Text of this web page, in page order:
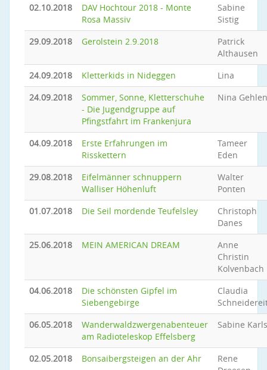
02.10.2018
DAV Hochtour 2018 - Monte
Rosa Massiv
Sabine
Sistig
29.09.2018
Gerolstein 2.9.2018
Patrick
Althausen
24.09.2018
Kletterkids in Nideggen
Lina
24.09.2018
Sommer, Sonne, Kletterschuhe
- Die Jugendgruppe auf
Pfingstfahrt im Frankenjura
Nina Gehlen
04.09.2018
Erste Erfahrungen im
Risskettern
Tameer
Eden
29.08.2018
Eifelmänner schnuppern
Walliser Höhenluft
Walter
Ponten
01.07.2018
Die Seil mordende Teufelsley
Christoph
Danes
25.06.2018
MEIN AMERICAN DREAM
Anne
Christin
Kolvenbach
04.06.2018
Die schönsten Gipfel im
Siebengebirge
Claudia
06.05.2018
Wanderwaldzwergenabenteuer
am Radioteleskop Effelsberg
Sabine Karls
02.05.2018 Bonsaibergsteigen an der Ahr
Rene